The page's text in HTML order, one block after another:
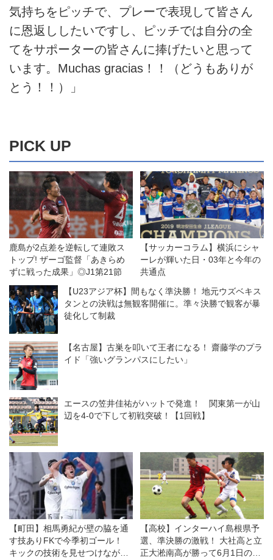
気持ちをピッチで、プレーで表現して皆さん
に恩返ししたいですし、ピッチでは自分の全
てをサポーターの皆さんに捧げたいと思って
います。Muchas gracias！！（どうもありが
とう！！）」
PICK UP
鹿島が2点差を逆転して連敗ス
トップ! ザーゴ監督「あきらめ
ずに戦った成果」◎J1第21節
【サッカーコラム】横浜にシャ
ーレが輝いた日・03年と今年の
共通点
【U23アジア杯】間もなく準決勝！ 地元ウズベキス
タンとの決戦は無観客開催に。準々決勝で観客が暴
徒化して制裁
【名古屋】古巣を叩いて王者になる！ 齋藤学のプラ
イド「強いグランパスにしたい」
エースの笠井佳祐がハットで発進！ 関東第一が山
辺を4-0で下して初戦突破！【1回戦】
【町田】相馬勇紀が壁の脇を通
す技ありFKで今季初ゴール！
キックの技術を見せつけながら
【高校】インターハイ島根県予
選、準決勝の激戦！ 大社高と立
正大淞南高が勝って6月1日の決